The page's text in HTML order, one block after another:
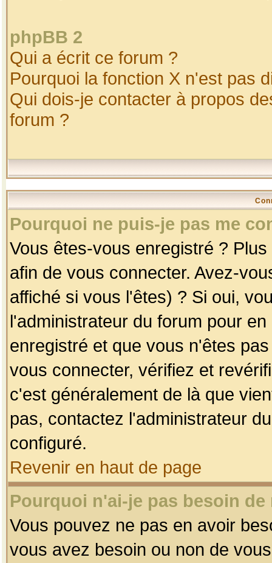
phpBB 2
Qui a écrit ce forum ?
Pourquoi la fonction X n'est pas
Qui dois-je contacter à propos
forum ?
Pourquoi ne puis-je pas me
Vous êtes-vous enregistré ?
afin de vous connecter. Avez-
affiché si vous l'êtes) ? Si oui,
l'administrateur du forum pour
enregistré et que vous n'êtes
vous connecter, vérifiez et
c'est généralement de là que
pas, contactez l'administrateur
configuré.
Revenir en haut de page
Pourquoi n'ai-je pas besoin
Vous pouvez ne pas en avoir
vous avez besoin ou non de